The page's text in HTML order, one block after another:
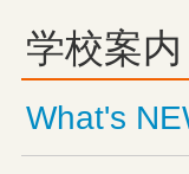
学校案内
What's